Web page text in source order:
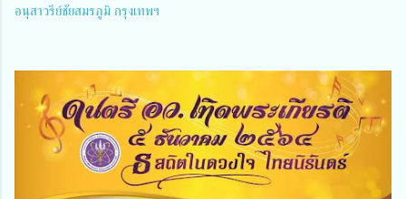
อนุสาวรีย์ชัยสมรภูมิ กรุงเทพฯ